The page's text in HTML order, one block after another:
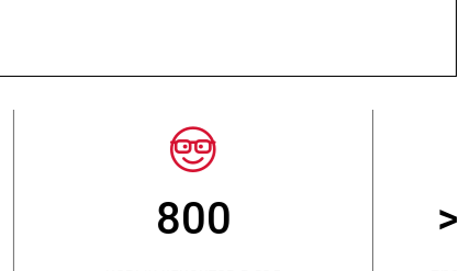
> 15 000